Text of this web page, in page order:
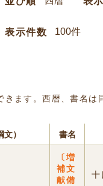
表示件数
きます。西暦、書名
） 書名
〔増
補文
献備
十